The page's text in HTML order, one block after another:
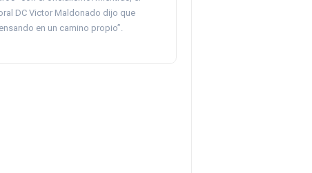
DC Victor Maldonado dijo que
en un camino propio”.